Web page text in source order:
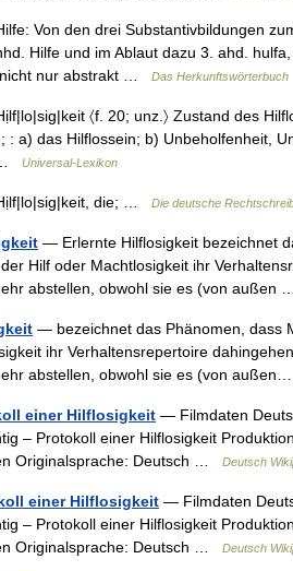
Von den drei Substantivbildungen
Hilfe und im Ablaut dazu 3. ahd.
nur abstrakt …
Das Herkunftswörterbuch
〈f. 20; unz.〉 Zustand des
: a) das Hilflossein; b) Unbeholfenheit,
…
Universal-Lexikon
die; … Die deutsche
— Erlernte Hilflosigkeit bezeichnet
Hilf oder Machtlosigkeit ihr
abstellen, obwohl sie es (von außen
— bezeichnet das Phänomen, dass
ihr Verhaltensrepertoire
abstellen, obwohl sie es (von
einer Hilflosigkeit — Filmdaten
– Protokoll einer Hilflosigkeit
Originalsprache: Deutsch …
Deutsch
einer Hilflosigkeit — Filmdaten
– Protokoll einer Hilflosigkeit
Originalsprache: Deutsch …
Deutsch